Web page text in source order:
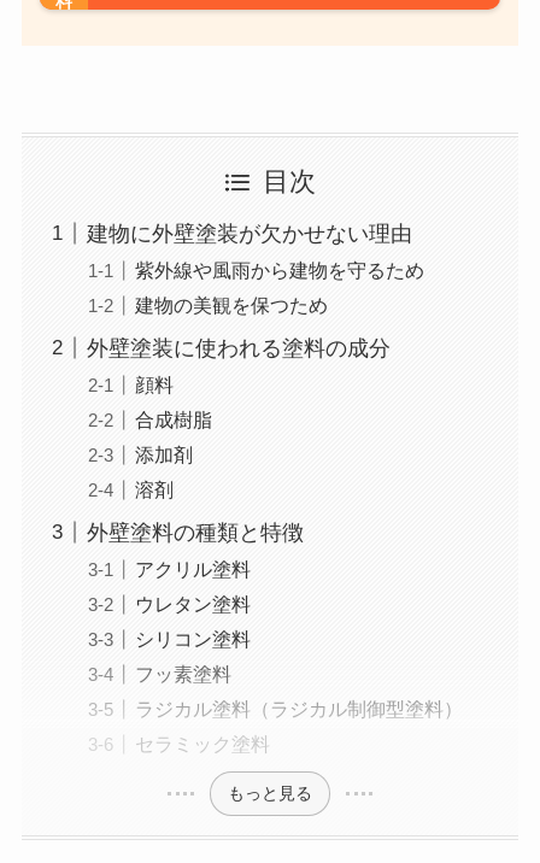
目次
建物に外壁塗装が欠かせない理由
紫外線や風雨から建物を守るため
建物の美観を保つため
外壁塗装に使われる塗料の成分
顔料
合成樹脂
添加剤
溶剤
外壁塗料の種類と特徴
アクリル塗料
ウレタン塗料
シリコン塗料
フッ素塗料
ラジカル塗料（ラジカル制御型塗料）
セラミック塗料
もっと見る